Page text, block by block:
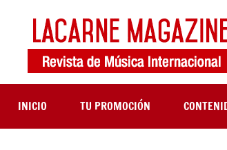
contenido
INICIO TU PROMOCIÓN